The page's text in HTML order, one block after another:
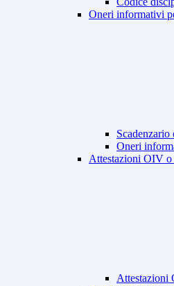
Oneri informativi
Oneri
Attestazioni OIV o
Attestazioni